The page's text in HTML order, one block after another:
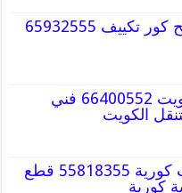
قص خرسانه وفتح كور تكييف 65932555
تظليل سيارة الكويت 66400552 فني
الكويت
قطع غيار سيارات كورية 55818355 قطع
كورية